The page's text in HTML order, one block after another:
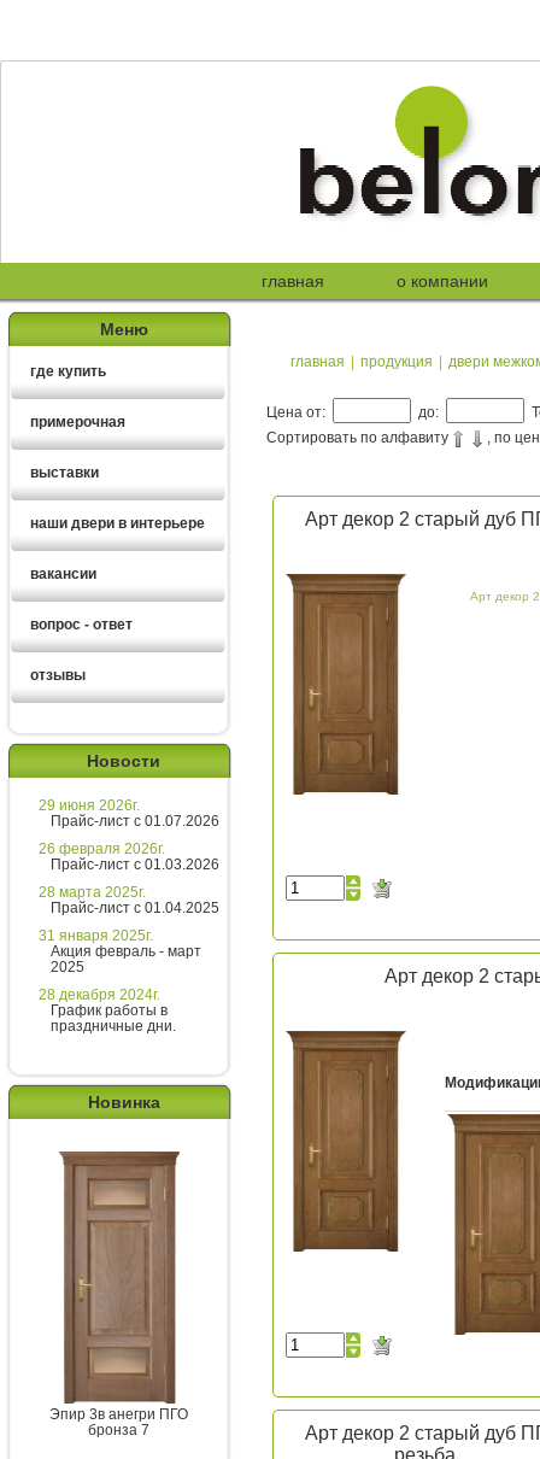
главная о компании
Меню
где купить
примерочная
выставки
наши двери в интерьере
вакансии
вопрос - ответ
отзывы
Новости
29 июня 2026г.
Прайс-лист с 01.07.2026
26 февраля 2026г.
Прайс-лист с 01.03.2026
28 марта 2025г.
Прайс-лист с 01.04.2025
31 января 2025г.
Акция февраль - март
2025
28 декабря 2024г.
График работы в
праздничные дни.
Новинка
Эпир 3в анегри ПГО
бронза 7
главная | продукция | двери
Цена от: до:
Сортировать по алфавиту
, по
Арт декор 2 старый дуб
Арт декор 2
Арт декор 2
Арт декор 2 старый дуб
резьба
Введите сообщение
Ирина
Здравствуйте!
Хотите получить расчет
стоимости за 5 минут?
Напишите мне и я все расскажу
подробно!